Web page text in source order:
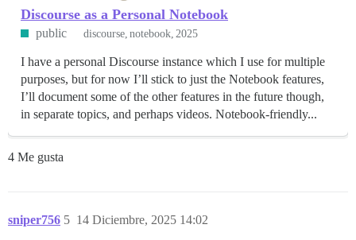
Discourse as a Personal Notebook
public discourse notebook 2025
I have a personal Discourse instance which I use for multiple
purposes, but for now I’ll stick to just the Notebook features,
I’ll document some of the other features in the future though,
in separate topics, and perhaps videos. Notebook-friendly...
4 Me gusta
sniper756 14 Diciembre, 2025 14:02
5